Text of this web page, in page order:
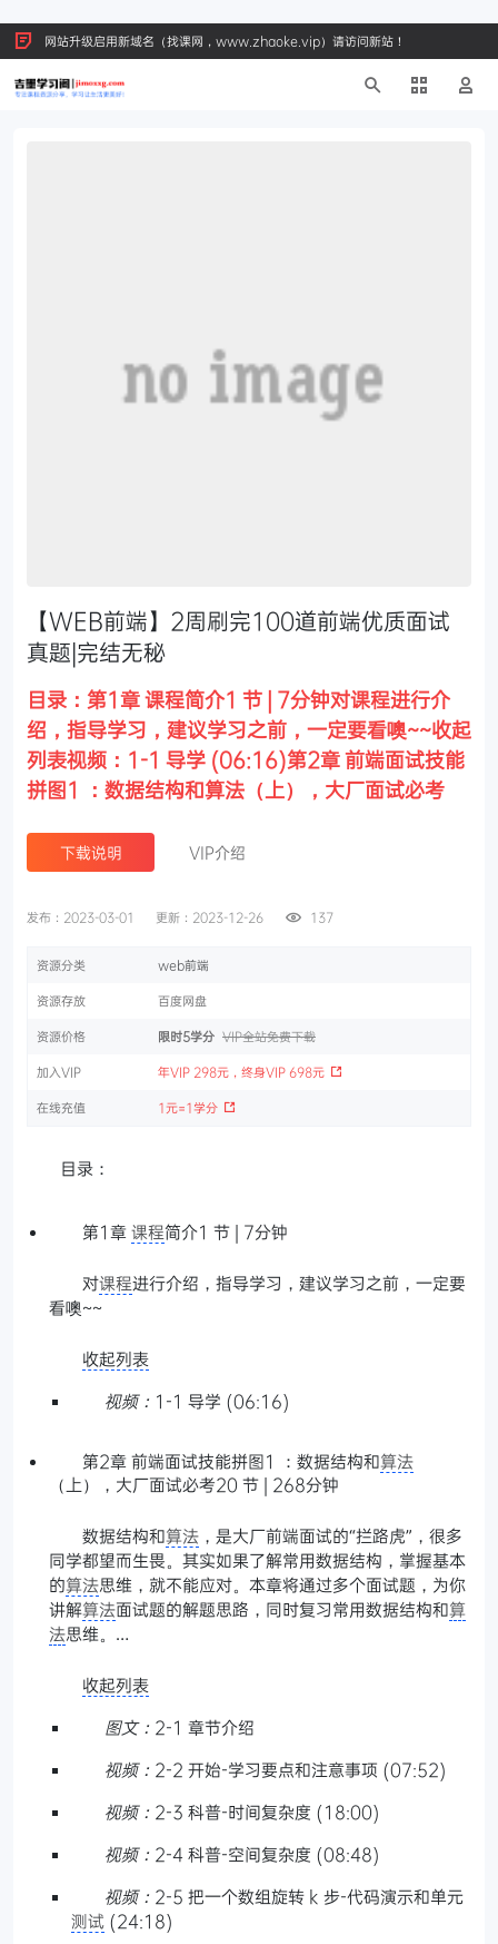
网站升级启用新域名（找课网，www.zhaoke.vip）请访问新站！
【WEB前端】2周刷完100道前端优质面试
真题|完结无秘
目录：第1章 课程简介1 节 | 7分钟对课程进行介
绍，指导学习，建议学习之前，一定要看噢~~收起
列表视频：1-1 导学 (06:16)第2章 前端面试技能
拼图1 ：数据结构和算法（上），大厂面试必考
下载说明 VIP介绍
发布：2023-03-01 更新：2023-12-26 137
资源分类 web前端
资源存放 百度网盘
资源价格 限时5学分 VIP全站免费下载
加入VIP 年VIP 298元，终身VIP 698元
在线充值 1元=1学分
目录：
第1章 课程简介1 节 | 7分钟
对课程进行介绍，指导学习，建议学习之前，一定要
看噢~~
收起列表
视频： 1-1 导学 (06:16)
第2章 前端面试技能拼图1 ：数据结构和算法
（上），大厂面试必考20 节 | 268分钟
数据结构和算法 ，是大厂前端面试的“拦路虎”，很多
同学都望而生畏。其实如果了解常用数据结构，掌握基本
的算法思维，就不能应对。本章将通过多个面试题，为你
讲解算法面试题的解题思路，同时复习常用数据结构和算
法思维。…
收起列表
图文： 2-1 章节介绍
视频： 2-2 开始-学习要点和注意事项 (07:52)
视频： 2-3 科普-时间复杂度 (18:00)
视频： 2-4 科普-空间复杂度 (08:48)
视频： 2-5 把一个数组旋转 k 步-代码演示和单元
测试 (24:18)